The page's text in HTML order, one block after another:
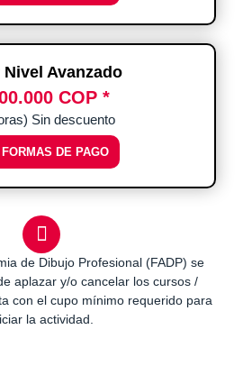
Nivel Avanzado
COP *
Sin descuento
DE PAGO
de Dibujo Profesional (FADP) se
aplazar y/o cancelar los cursos /
con el cupo mínimo requerido para
la actividad.